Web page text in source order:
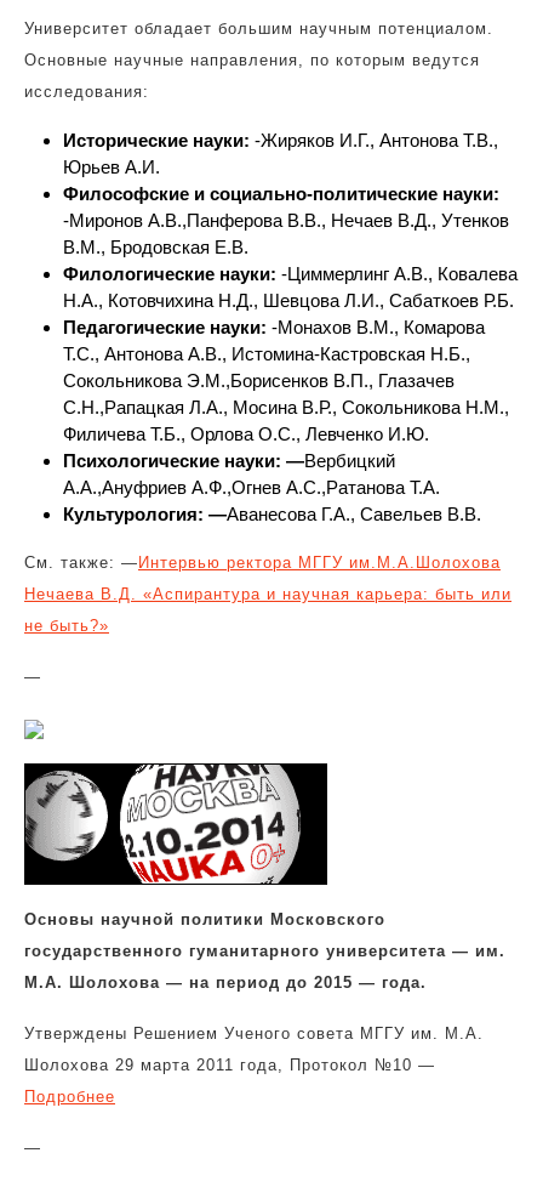
Университет обладает большим научным потенциалом.
Основные научные направления, по которым ведутся
исследования:
Исторические науки: -Жиряков И.Г., Антонова Т.В.,
Юрьев А.И.
Философские и социально-политические науки:
-Миронов А.В.,Панферова В.В., Нечаев В.Д., Утенков
В.М., Бродовская Е.В.
Филологические науки: -Циммерлинг А.В., Ковалева
Н.А., Котовчихина Н.Д., Шевцова Л.И., Сабаткоев Р.Б.
Педагогические науки: -Монахов В.М., Комарова
Т.С., Антонова А.В., Истомина-Кастровская Н.Б.,
Сокольникова Э.М.,Борисенков В.П., Глазачев
С.Н.,Рапацкая Л.А., Мосина В.Р., Сокольникова Н.М.,
Филичева Т.Б., Орлова О.С., Левченко И.Ю.
Психологические науки: —Вербицкий
А.А.,Ануфриев А.Ф.,Огнев А.С.,Ратанова Т.А.
Культурология: —Аванесова Г.А., Савельев В.В.
См. также: — Интервью ректора МГГУ им.М.А.Шолохова
Нечаева В.Д. «Аспирантура и научная карьера: быть или
не быть?»
—
Основы научной политики Московского
государственного гуманитарного университета — им.
М.А. Шолохова — на период до 2015 — года.
Утверждены Решением Ученого совета МГГУ им. М.А.
Шолохова 29 марта 2011 года, Протокол №10 —
Подробнее
—